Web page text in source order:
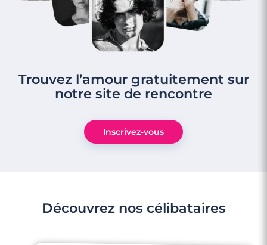
Trouvez l’amour gratuitement sur
notre site de rencontre
Inscrivez-vous
Découvrez nos célibataires